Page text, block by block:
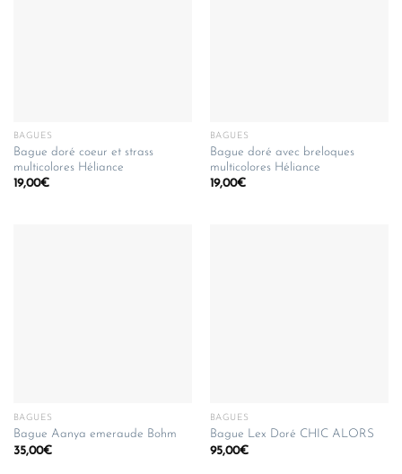
BAGUES
Bague doré coeur et strass
multicolores Héliance
19,00€
BAGUES
Bague doré avec breloques
multicolores Héliance
19,00€
BAGUES
Bague Aanya emeraude Bohm
35,00€
BAGUES
Bague Lex Doré CHIC ALORS
95,00€